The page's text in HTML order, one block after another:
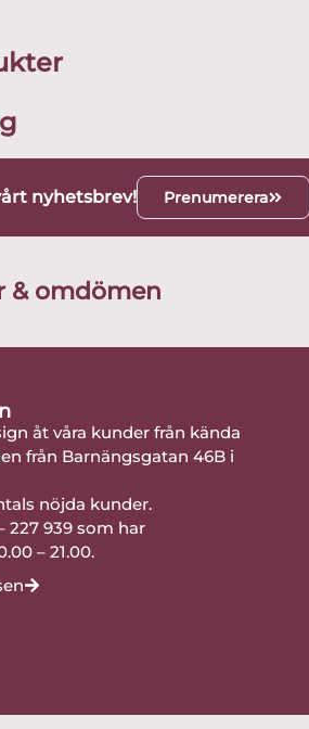
nyhetsbrev! Prenumerera
& omdömen
åt våra kunder från kända
från Barnängsgatan 46B i
nöjda kunder.
227 939 som har
– 21.00.